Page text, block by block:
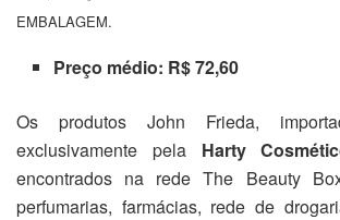
EMBALAGEM.
Preço médio: R$ 72,60
Os produtos John Frieda,
exclusivamente pela Harty
encontrados na rede The Beauty
perfumarias, farmácias, rede de